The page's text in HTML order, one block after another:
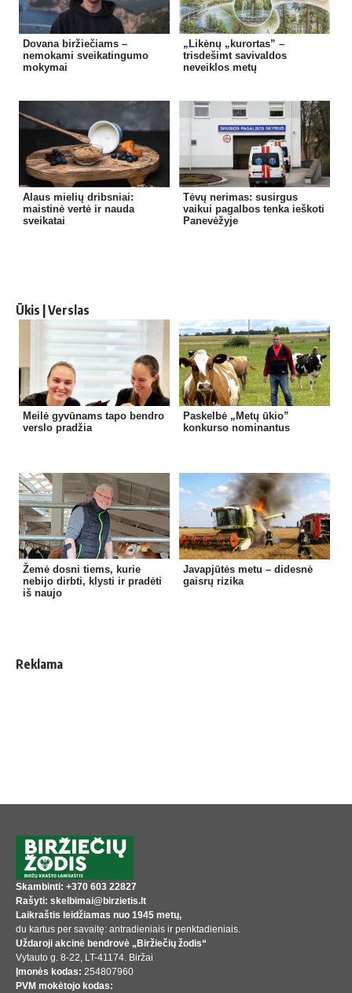
Dovana biržiečiams –
nemokami sveikatingumo
mokymai
„Likėnų „kurortas” –
trisdešimt savivaldos
neveiklos metų
Alaus mielių dribsniai:
maistinė vertė ir nauda
sveikatai
Tėvų nerimas: susirgus
vaikui pagalbos tenka ieškoti
Panevėžyje
Ūkis | Verslas
Meilė gyvūnams tapo bendro
verslo pradžia
Paskelbė „Metų ūkio”
konkurso nominantus
Žemė dosni tiems, kurie
nebijo dirbti, klysti ir pradėti
iš naujo
Javapjūtės metu – didesnė
gaisrų rizika
Reklama
Skambinti: +370 603 22827
Rašyti: skelbimai@birzietis.lt
Laikraštis leidžiamas nuo 1945 metų,
du kartus per savaitę: antradieniais ir penktadieniais.
Uždaroji akcinė bendrovė „Biržiečių žodis“
Vytauto g. 8-22, LT-41174. Biržai
Įmonės kodas: 254807960
PVM mokėtojo kodas: